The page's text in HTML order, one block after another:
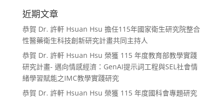
近期文章
恭賀 Dr. 許軒 Hsuan Hsu 擔任115年國家衛生研究院整合
性醫藥衛生科技創新研究計畫共同主持人
恭賀 Dr. 許軒 Hsuan Hsu 榮獲 115 年度教育部教學實踐
研究計畫- 邁向情感經濟：GenAI提示詞工程與SEL社會情
緒學習賦能之IMC教學實踐研究
恭賀 Dr. 許軒 Hsuan Hsu 榮獲 115 年度國科會專題研究